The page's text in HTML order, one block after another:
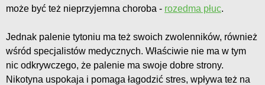
może być też nieprzyjemna choroba - rozedma płuc.
Jednak palenie tytoniu ma też swoich zwolenników, również
wśród specjalistów medycznych. Właściwie nie ma w tym
nic odkrywczego, że palenie ma swoje dobre strony.
Nikotyna uspokaja i pomaga łagodzić stres, wpływa też na